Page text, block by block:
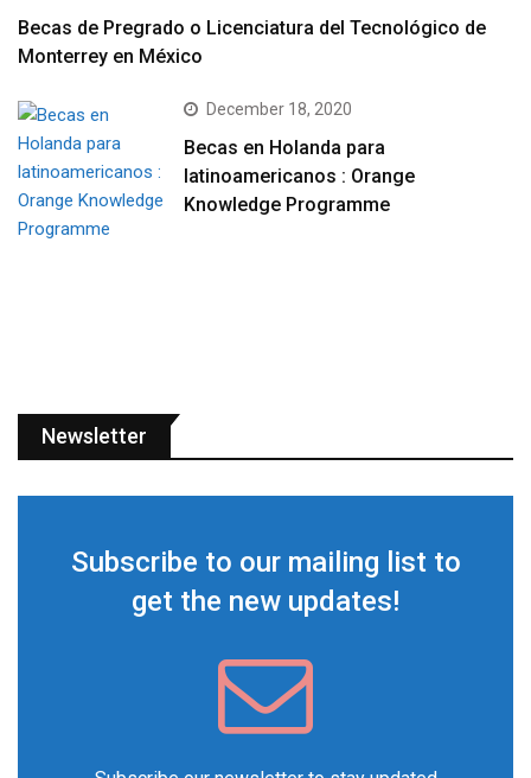
Becas de Pregrado o Licenciatura del Tecnológico de
Monterrey en México
December 18, 2020
Becas en Holanda para
latinoamericanos : Orange
Knowledge Programme
Newsletter
Subscribe to our mailing list to
get the new updates!